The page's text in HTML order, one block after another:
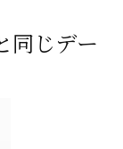
同じデー